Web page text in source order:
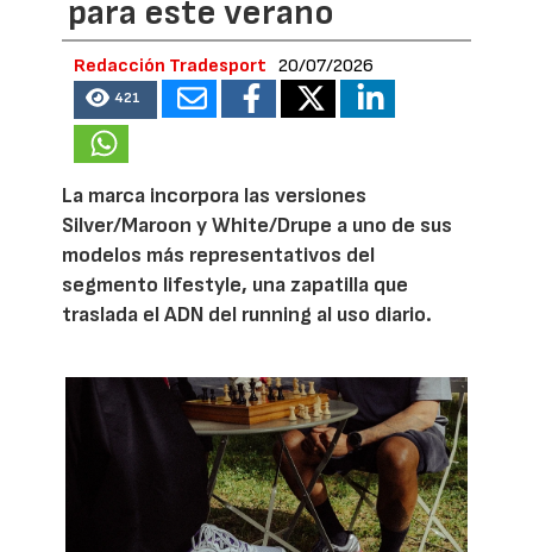
para este verano
Redacción Tradesport 20/07/2026
421
La marca incorpora las versiones
Silver/Maroon y White/Drupe a uno de sus
modelos más representativos del
segmento lifestyle, una zapatilla que
traslada el ADN del running al uso diario.